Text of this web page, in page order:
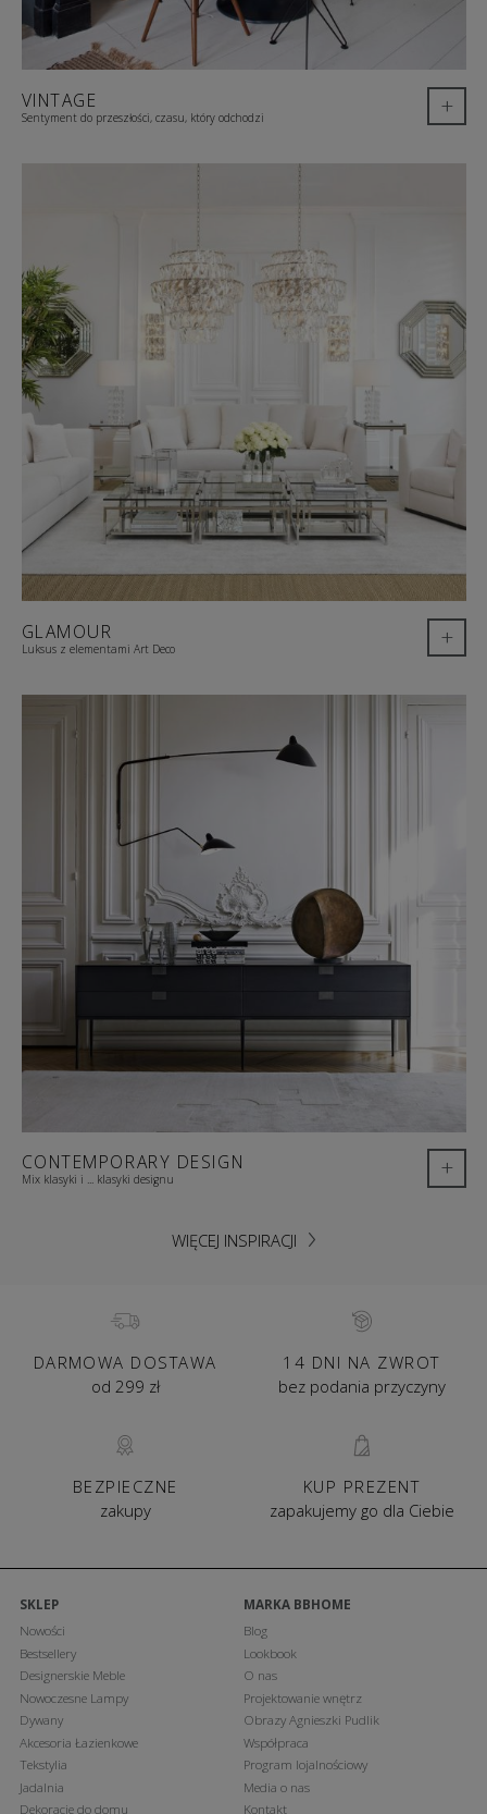
VINTAGE
Sentyment do przeszłości, czasu, który odchodzi +
GLAMOUR
Luksus z elementami Art Deco +
CONTEMPORARY DESIGN
Mix klasyki i ... klasyki designu +
WIĘCEJ INSPIRACJI
DARMOWA DOSTAWA
od 299 zł
14 DNI NA ZWROT
bez podania przyczyny
BEZPIECZNE
zakupy
KUP PREZENT
zapakujemy go dla Ciebie
SKLEP
Nowości
Bestsellery
Designerskie Meble
Nowoczesne Lampy
Dywany
Akcesoria Łazienkowe
Tekstylia
Jadalnia
Dekoracje do domu
MARKA BBHOME
Blog
Lookbook
O nas
Projektowanie wnętrz
Obrazy Agnieszki Pudlik
Współpraca
Program lojalnościowy
Media o nas
Kontakt